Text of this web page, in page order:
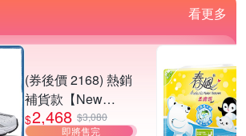
看更多
(券後價 2168) 熱銷
補貨款【New
Balance】復古運動
$2,468 $3,080
即將售完